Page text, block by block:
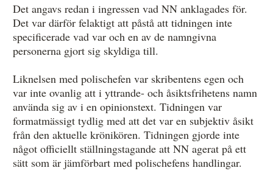
Det angavs redan i ingressen vad NN anklagades för.
Det var därför felaktigt att påstå att tidningen inte
specificerade vad var och en av de namngivna
personerna gjort sig skyldiga till.
Liknelsen med polischefen var skribentens egen och
var inte ovanlig att i yttrande- och åsiktsfrihetens namn
använda sig av i en opinionstext. Tidningen var
formatmässigt tydlig med att det var en subjektiv åsikt
från den aktuelle krönikören. Tidningen gjorde inte
något officiellt ställningstagande att NN agerat på ett
sätt som är jämförbart med polischefens handlingar.